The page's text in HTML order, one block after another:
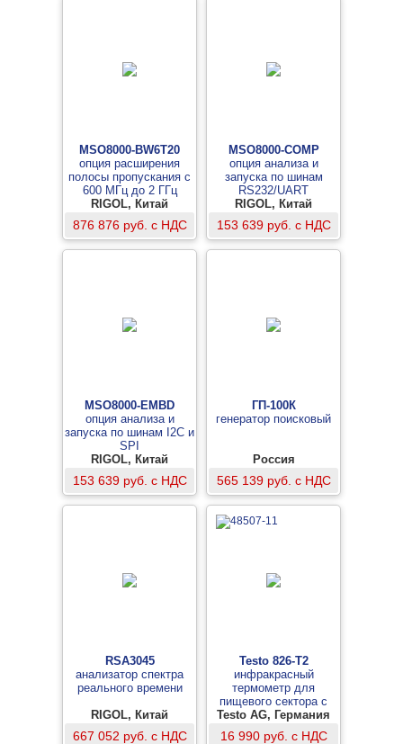
MSO8000-BW6T20
опция расширения
полосы пропускания с
600 МГц до 2 ГГц
RIGOL, Китай
876 876 руб. с НДС
MSO8000-COMP
опция анализа и
запуска по шинам
RS232/UART
RIGOL, Китай
153 639 руб. с НДС
MSO8000-EMBD
опция анализа и
запуска по шинам I2C и
SPI
RIGOL, Китай
153 639 руб. с НДС
ГП-100К
генератор поисковый
Россия
565 139 руб. с НДС
RSA3045
анализатор спектра
реального времени
RIGOL, Китай
667 052 руб. с НДС
Testo 826-T2
инфракрасный
термометр для
пищевого сектора с
лазерным
целеуказателем
Testo AG, Германия
16 990 руб. с НДС